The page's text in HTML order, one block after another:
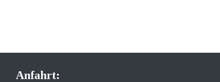
Anfahrt: